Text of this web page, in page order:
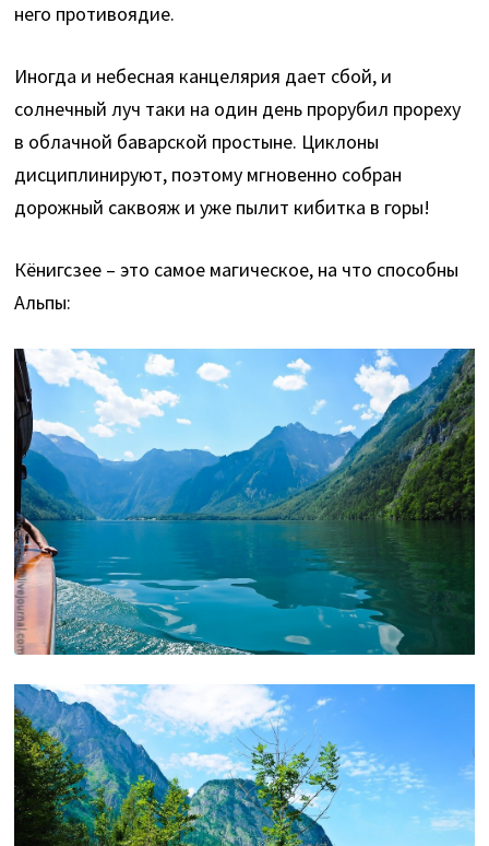
него противоядие.
Иногда и небесная канцелярия дает сбой, и
солнечный луч таки на один день прорубил прореху
в облачной баварской простыне. Циклоны
дисциплинируют, поэтому мгновенно собран
дорожный саквояж и уже пылит кибитка в горы!
Кёнигсзее – это самое магическое, на что способны
Альпы: